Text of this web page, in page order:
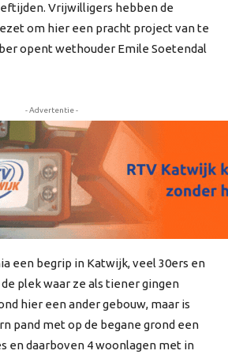
Vrijwilligers hebben de
om hier een pracht project van te
opent wethouder Emile Soetendal
- Advertentie -
een begrip in Katwijk, veel 30ers en
plek waar ze als tiener gingen
hier een ander gebouw, maar is
pand met op de begane grond een
en daarboven 4 woonlagen met in